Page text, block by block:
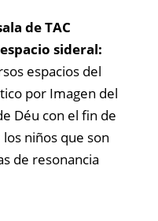
de TAC
sideral:
espacios del
por Imagen del
Déu con el fin de
niños que son
de resonancia